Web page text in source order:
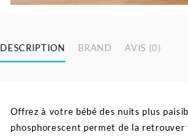
DESCRIPTION BRAND AVIS (0)
Offrez à votre bébé des nuits plus
phosphorescent permet de la retrouver